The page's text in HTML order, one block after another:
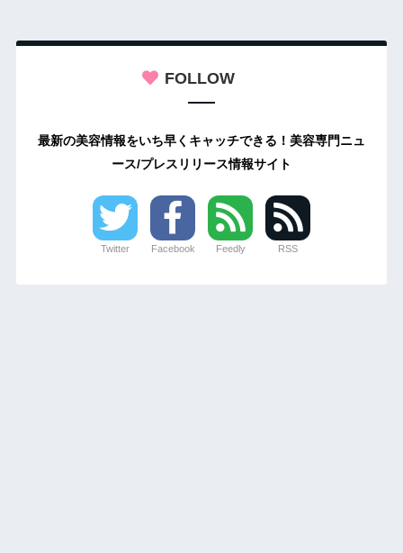
FOLLOW
最新の美容情報をいち早くキャッチできる！美容専門ニュ
ース/プレスリリース情報サイト
Twitter Facebook Feedly RSS